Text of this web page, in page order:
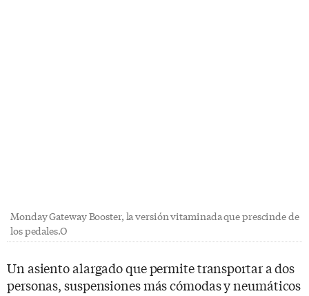
Monday Gateway Booster, la versión vitaminada que prescinde de
los pedales.O
Un asiento alargado que permite transportar a dos
personas, suspensiones más cómodas y neumáticos